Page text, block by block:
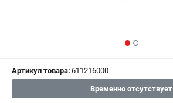
)
Артикул товара: 611216000
Временно отсутствует